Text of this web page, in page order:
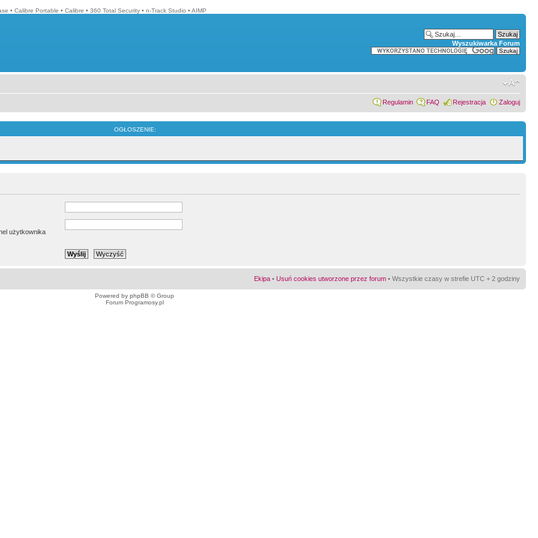
• Calibre Portable • Calibre • 360 Total Security • n-Track Studio • AIMP
Wyszukiwarka Forum
Regulamin FAQ Rejestracja Zaloguj
OGŁOSZENIE:
użytkownika
Ekipa • Usuń cookies utworzone przez forum • Wszystkie czasy w strefie UTC + 2 godziny
Powered by phpBB © Group
Forum Programosy.pl